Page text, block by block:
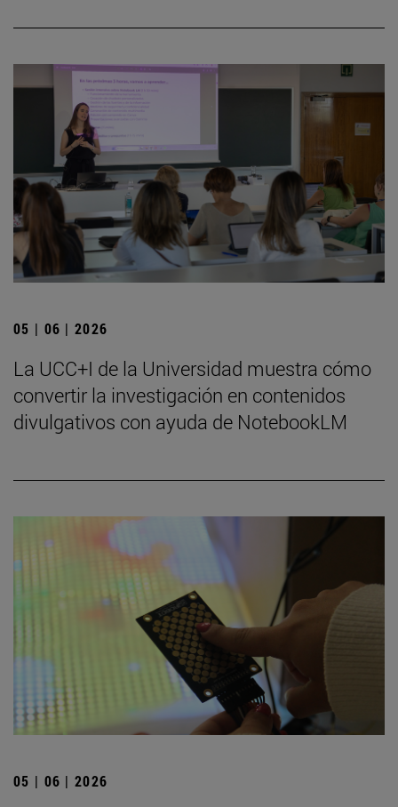
05 | 06 | 2026
La UCC+I de la Universidad muestra cómo
convertir la investigación en contenidos
divulgativos con ayuda de NotebookLM
05 | 06 | 2026